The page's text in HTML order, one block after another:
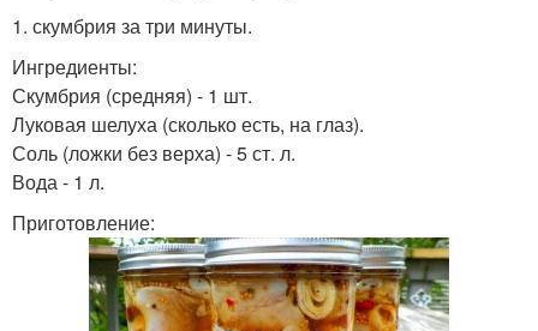
1. скумбрия за три минуты.
Ингредиенты:
Скумбрия (средняя) - 1 шт.
Луковая шелуха (сколько есть, на глаз).
Соль (ложки без верха) - 5 ст. л.
Вода - 1 л.
Приготовление: